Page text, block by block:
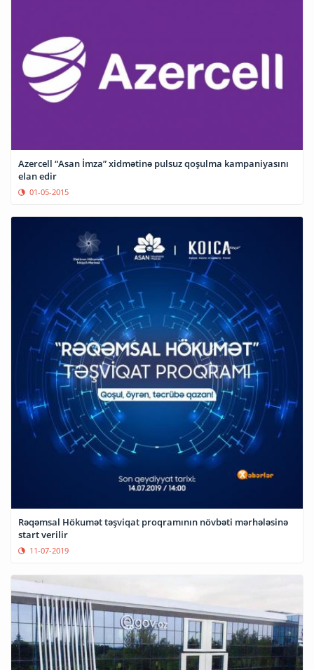
Azercell “Asan İmza” xidmətinə pulsuz qoşulma kampaniyasını
elan edir
01-05-2015
Rəqəmsal Hökumət təşviqat proqramının növbəti mərhələsinə
start verilir
11-07-2019